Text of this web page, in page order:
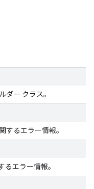
ダー クラス。
するエラー情報。
るエラー情報。